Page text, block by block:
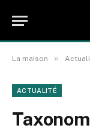
La maison »
ACTUALITÉ